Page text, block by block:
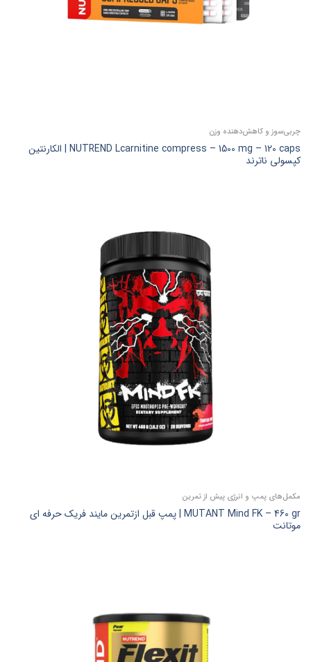
چربی‌سوز و کاهش‌دهنده وزن
NUTREND Lcarnitine compress – 1500 mg – 120 caps | الکارنتین
کپسولی ناترند
مکمل‌های پمپ و انرژی پیش‌ از تمرین
MUTANT Mind FK – 460 gr | پمپ قبل ازتمرین مایند فریک حرفه ای
موتانت